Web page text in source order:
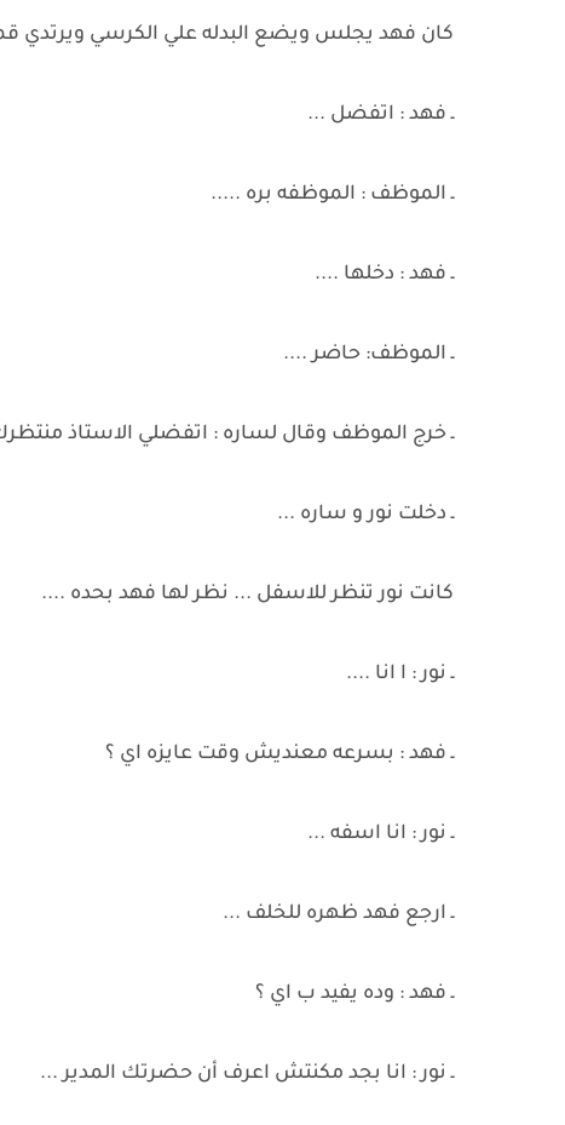
كان فهد يجلس ويضع البدله علي الكرسي ويرتدي
ـ فهد : اتفضل ...
ـ الموظف : الموظفه بره .....
ـ فهد : دخلها ....
ـ الموظف: حاضر ....
ـ خرج الموظف وقال لساره : اتفضلي الاستاذ
ـ دخلت نور و ساره ...
كانت نور تنظر للاسفل ... نظر لها فهد بحده ....
ـ نور : ا انا ....
ـ فهد : بسرعه معنديش وقت عايزه اي ؟
ـ نور : انا اسفه ...
ـ ارجع فهد ظهره للخلف ...
ـ فهد : وده يفيد ب اي ؟
ـ نور : انا بجد مكنتش اعرف أن حضرتك المدير ...